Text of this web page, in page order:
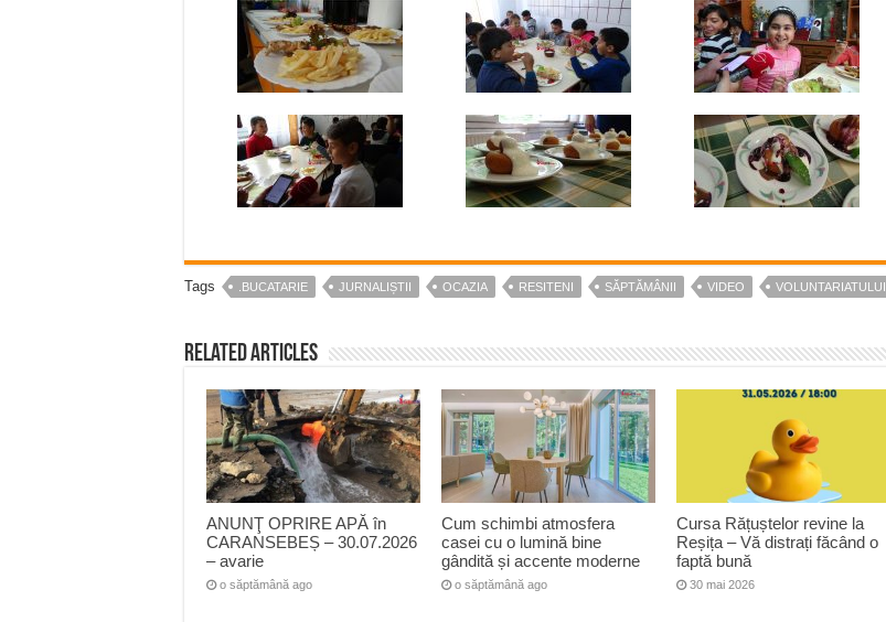
Tags .BUCATARIE JURNALIȘTII OCAZIA RESITENI SĂPTĂMÂNII VIDEO VOLUNTARIATULUI
Related Articles
ANUNŢ OPRIRE APĂ în
CARANSEBEȘ – 30.07.2026
– avarie
o săptămână ago
Cum schimbi atmosfera
casei cu o lumină bine
gândită și accente moderne
o săptămână ago
Cursa Rățuștelor revine la
Reșița – Vă distrați făcând o
faptă bună
30 mai 2026